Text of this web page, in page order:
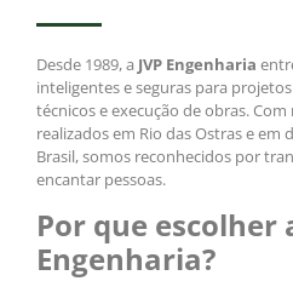
Desde 1989, a JVP Engenharia
inteligentes e seguras para
técnicos e execução de obras.
realizados em Rio das Ostras e em
Brasil, somos reconhecidos por
encantar pessoas.
Por que escolher
Engenharia?